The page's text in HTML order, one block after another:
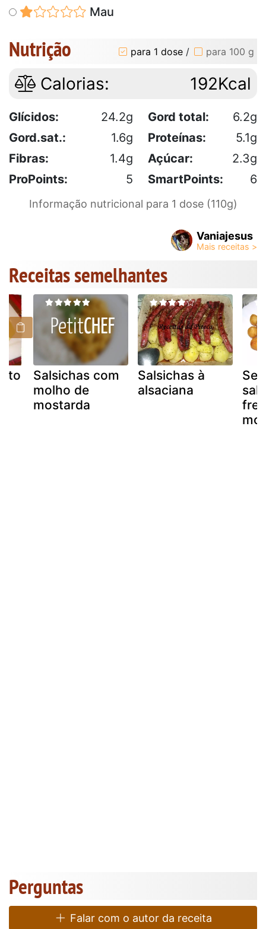
Mau
Nutrição para 1 dose / para 100 g
Calorias: 192Kcal
Glícidos: 24.2g Gord total:
6.2g
Gord.sat.:
1.6g Proteínas:
5.1g
Fibras:
1.4g Açúcar:
2.3g
ProPoints:
5 SmartPoints: 6
Informação nutricional para 1 dose (110g)
Vaniajesus
Receitas semelhantes
Salsichas com
molho de
mostarda
Salsichas à
alsaciana
Perguntas
Falar com o autor da receita